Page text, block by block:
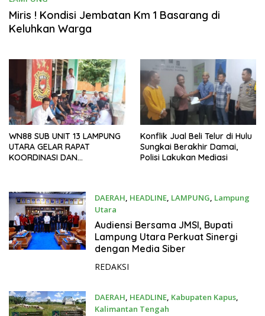
2 Agustus 2026
Miris ! Kondisi Jembatan Km 1 Basarang di
Keluhkan Warga
WN88 SUB UNIT 13 LAMPUNG
UTARA GELAR RAPAT
KOORDINASI DAN
Konflik Jual Beli Telur di Hulu
Sungkai Berakhir Damai,
Polisi Lakukan Mediasi
DAERAH HEADLINE, LAMPUNG Lampung
Utara
23 Juli 2026
Audiensi Bersama JMSI, Bupati
Lampung Utara Perkuat Sinergi
dengan Media Siber
REDAKSI
DAERAH HEADLINE, Kabupaten Kapus,
Kalimantan Tengah